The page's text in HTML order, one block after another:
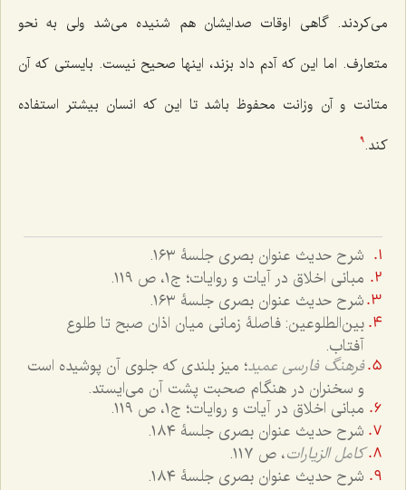
می‌کردند. گاهی اوقات صدایشان هم شنیده می‌شد ولی به نحو
متعارف. اما این که آدم داد بزند، اینها صحیح نیست. بایستی که آن
متانت و آن وزانت محفوظ باشد تا این که انسان بیشتر استفاده
کند.9
شرح حدیث عنوان بصری جلسۀ ١٦٣.
مبانی اخلاق در آیات و روایات؛ ج۱، ص ١١٩.
شرح حدیث عنوان بصری جلسۀ ١٦٣.
بین‌الطلوعین: فاصلۀ زمانی میان اذان صبح تا طلوع
آفتاب.
فرهنگ فارسی عمید؛ میز بلندی که جلوی آن پوشیده است
و سخنران در هنگام صحبت پشت آن می‌ایستد.
مبانی اخلاق در آیات و روایات؛ ج۱، ص ١١٩.
شرح حدیث عنوان بصری جلسۀ ١٨٤.
کامل الزیارات، ص ١١٧.
شرح حدیث عنوان بصری جلسۀ ١٨٤.